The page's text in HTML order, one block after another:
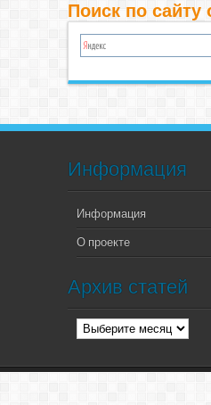
Поиск по сайту
Информация
Информация
О проекте
Архив статей
Архив
статей